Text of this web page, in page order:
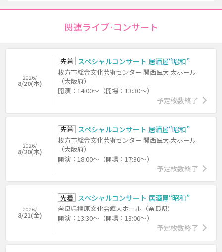
関連ライブ･コンサート
2026/
8/20(木)
先着 スペシャルコンサート 居酒屋“昭和”
枚方市総合文化芸術センター 関西医大 大ホール
（大阪府）
開演：14:00～（開場：13:30～）
予定枚数終了
2026/
8/20(木)
先着 スペシャルコンサート 居酒屋“昭和”
枚方市総合文化芸術センター 関西医大 大ホール
（大阪府）
開演：18:00～（開場：17:30～）
予定枚数終了
2026/
8/21(金)
先着 スペシャルコンサート 居酒屋“昭和”
奈良県橿原文化会館大ホール（奈良県）
開演：13:30～（開場：13:00～）
予定枚数終了